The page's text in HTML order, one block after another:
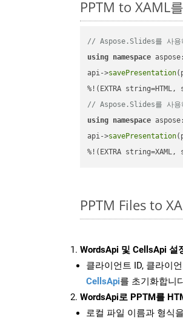
PPTM to XAML
// Aspose.Slides를 사용
using namespace
api->savePresentation
// Aspose.Slides를 사용
using namespace
api->savePresentation
%!(EXTRA
PPTM Files to
WordsApi 및 CellsApi 설
클라이언트 ID, 클라이
CellsApi를 초기화합니
WordsApi로 PPTM를
로컬 파일 이름과 형식